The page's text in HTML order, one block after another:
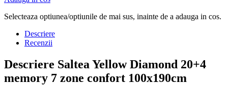
Selecteaza optiunea/optiunile de mai sus, inainte de a adauga in cos.
Descriere
Recenzii
Descriere Saltea Yellow Diamond 20+4
memory 7 zone confort 100x190cm